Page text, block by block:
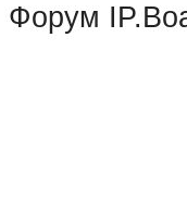
Форум